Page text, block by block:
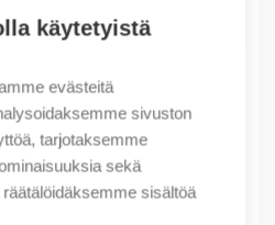
käytetyistä
evästeitä
sivuston
tarjotaksemme
sekä
sisältöä